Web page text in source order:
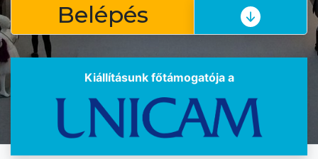
Belépés
Kiállításunk főtámogatója a